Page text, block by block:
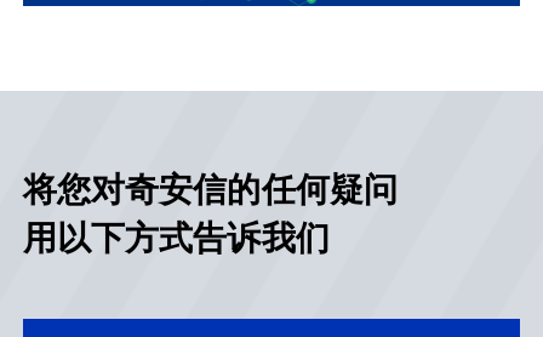
将您对奇安信的任何疑问
用以下方式告诉我们